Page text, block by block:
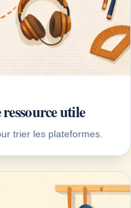
utile
trier les plateformes.